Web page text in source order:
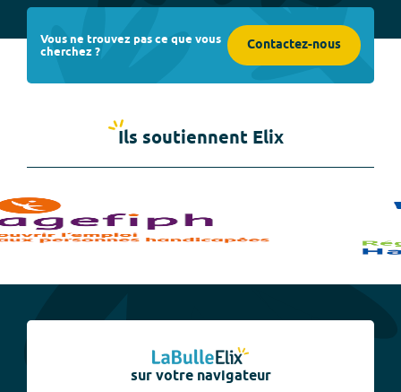
Vous ne trouvez pas ce que vous
cherchez ? Contactez-nous
Ils soutiennent Elix
sur votre navigateur